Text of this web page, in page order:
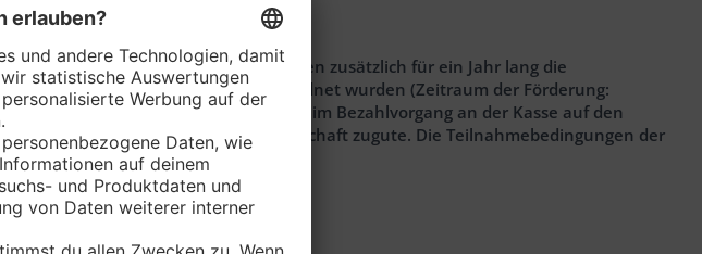
PENNY. Die Erstplatzierten erhalten zusätzlich für ein Jahr lang die
Region, der sie gem. Ziffer 5 zugeordnet wurden (Zeitraum der Förderung:
Möglichkeit, ihren Einkaufsbetrag beim Bezahlvorgang an der Kasse auf den
Gewinner der Nachbarschaft zugute. Die Teilnahmebedingungen der
PENNY.